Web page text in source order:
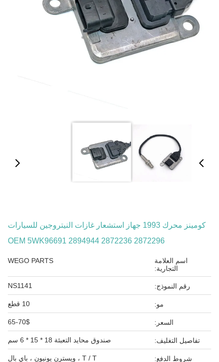
كومينز محرك 1993 جهاز استشعار غازات النيتروجين للسيارات
OEM 5WK96691 2894944 2872236 2872296
اسم العلامة
التجارية:
WEGO PARTS
رقم النموذج: NS1141
مو: 10 قطع
السعر: 65-70$
تفاصيل التغليف: صندوق محايد التعبئة 18 * 15 * 6 سم
شروط الدفع: T / T ، ويسترن يونيون ، باي بال